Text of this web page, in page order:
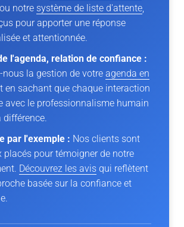
ou notre système de liste d'attente,
pour apporter une réponse
et attentionnée.
l'agenda, relation de confiance :
nous la gestion de votre agenda en
en sachant que chaque interaction
avec le professionnalisme humain
par l'exemple : Nos clients sont
placés pour témoigner de notre
Découvrez les avis qui reflètent
basée sur la confiance et